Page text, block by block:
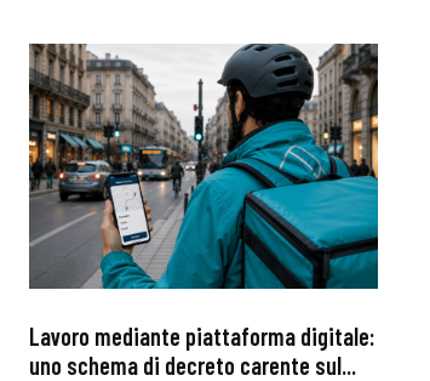
Lavoro mediante piattaforma digitale:
uno schema di decreto carente sul...